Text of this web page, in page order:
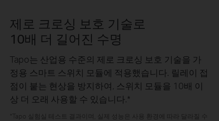
제로 크로싱 보호 기술로
10배 더 길어진 수명
Tapo는 산업용 수준의 제로 크로싱 보호 기술을 가
정용 스마트 스위치 모듈에 적용했습니다. 릴레이 접
점이 붙는 현상을 방지하여, 스위치 모듈을 10배 이
상 더 오래 사용할 수 있습니다.*
*Tapo 실험실 테스트 결과이며, 실제 성능은 사용 환경에 따라 달라질 수